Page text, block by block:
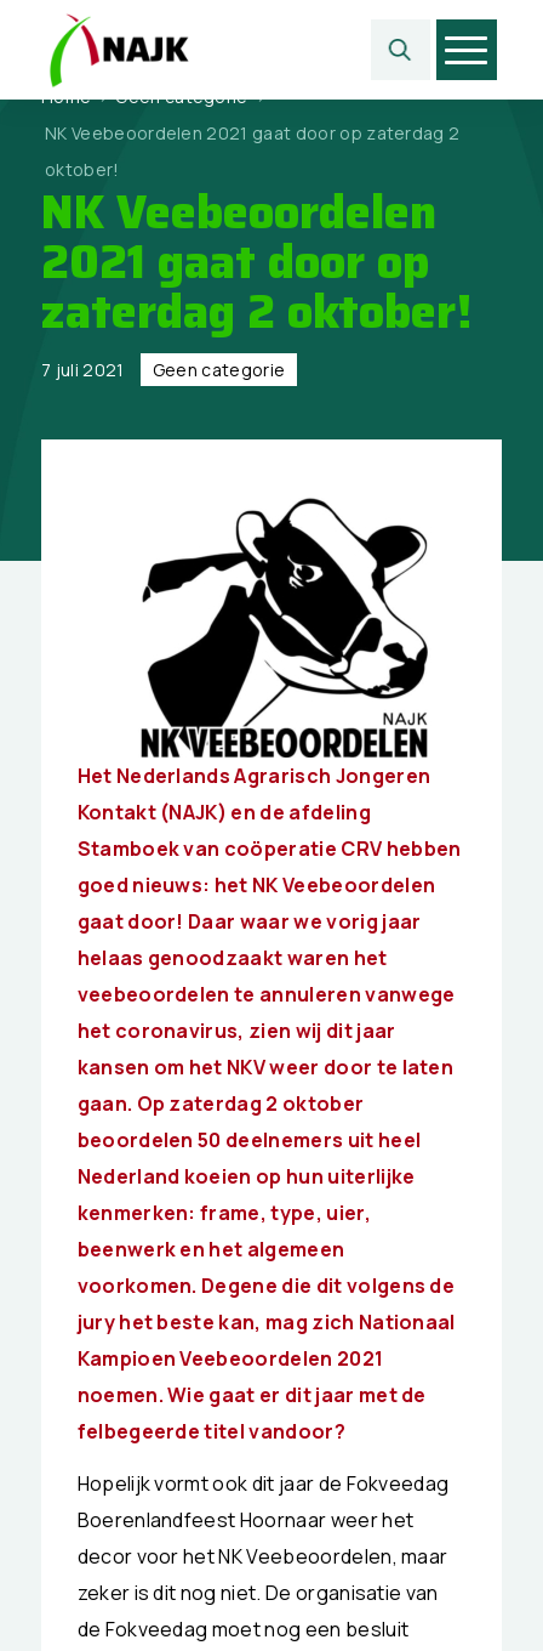
Home > Geen categorie >
NK Veebeoordelen 2021 gaat door op zaterdag 2
oktober!
NK Veebeoordelen
2021 gaat door op
zaterdag 2 oktober!
7 juli 2021 Geen categorie
Het Nederlands Agrarisch Jongeren
Kontakt (NAJK) en de afdeling
Stamboek van coöperatie CRV hebben
goed nieuws: het NK Veebeoordelen
gaat door! Daar waar we vorig jaar
helaas genoodzaakt waren het
veebeoordelen te annuleren vanwege
het coronavirus, zien wij dit jaar
kansen om het NKV weer door te laten
gaan. Op zaterdag 2 oktober
beoordelen 50 deelnemers uit heel
Nederland koeien op hun uiterlijke
kenmerken: frame, type, uier,
beenwerk en het algemeen
voorkomen. Degene die dit volgens de
jury het beste kan, mag zich Nationaal
Kampioen Veebeoordelen 2021
noemen. Wie gaat er dit jaar met de
felbegeerde titel vandoor?
Hopelijk vormt ook dit jaar de Fokveedag
Boerenlandfeest Hoornaar weer het
decor voor het NK Veebeoordelen, maar
zeker is dit nog niet. De organisatie van
de Fokveedag moet nog een besluit